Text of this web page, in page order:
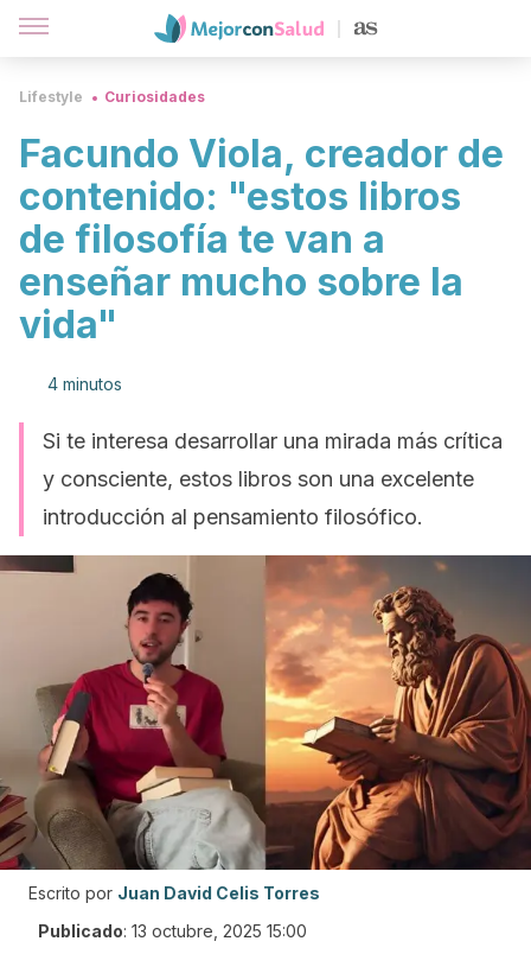
Lifestyle Curiosidades
Facundo Viola, creador de
contenido: "estos libros
de filosofía te van a
enseñar mucho sobre la
vida"
4 minutos
Si te interesa desarrollar una mirada más crítica
y consciente, estos libros son una excelente
introducción al pensamiento filosófico.
Escrito por Juan David Celis Torres
Publicado: 13 octubre, 2025 15:00